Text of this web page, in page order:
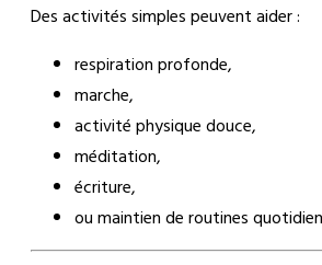
Des activités simples peuvent aider :
respiration profonde,
marche,
activité physique douce,
méditation,
écriture,
ou maintien de routines